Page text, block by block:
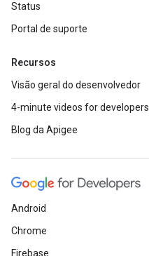
Status
Portal de suporte
Recursos
Visão geral do desenvolvedor
4-minute videos for developers
Blog da Apigee
Android
Chrome
Firebase